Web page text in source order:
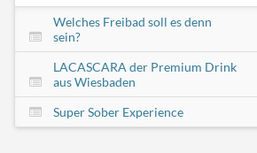
Welches Freibad soll es denn
sein?
LACASCARA der Premium Drink
aus Wiesbaden
Super Sober Experience